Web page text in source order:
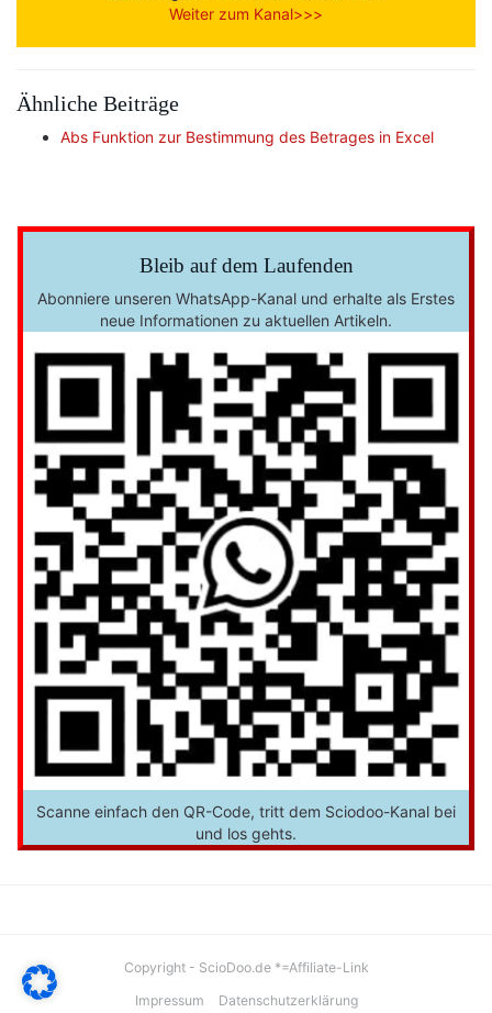
Weiter zum Kanal>>>
Ähnliche Beiträge
Abs Funktion zur Bestimmung des Betrages in Excel
Bleib auf dem Laufenden
Abonniere unseren WhatsApp-Kanal und erhalte als Erstes
neue Informationen zu aktuellen Artikeln.
Scanne einfach den QR-Code, tritt dem Sciodoo-Kanal bei
und los gehts.
Copyright - ScioDoo.de *=Affiliate-Link
Impressum
Datenschutzerklärung